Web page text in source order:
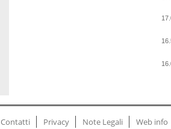
Contatti Privacy Note Legali Web info